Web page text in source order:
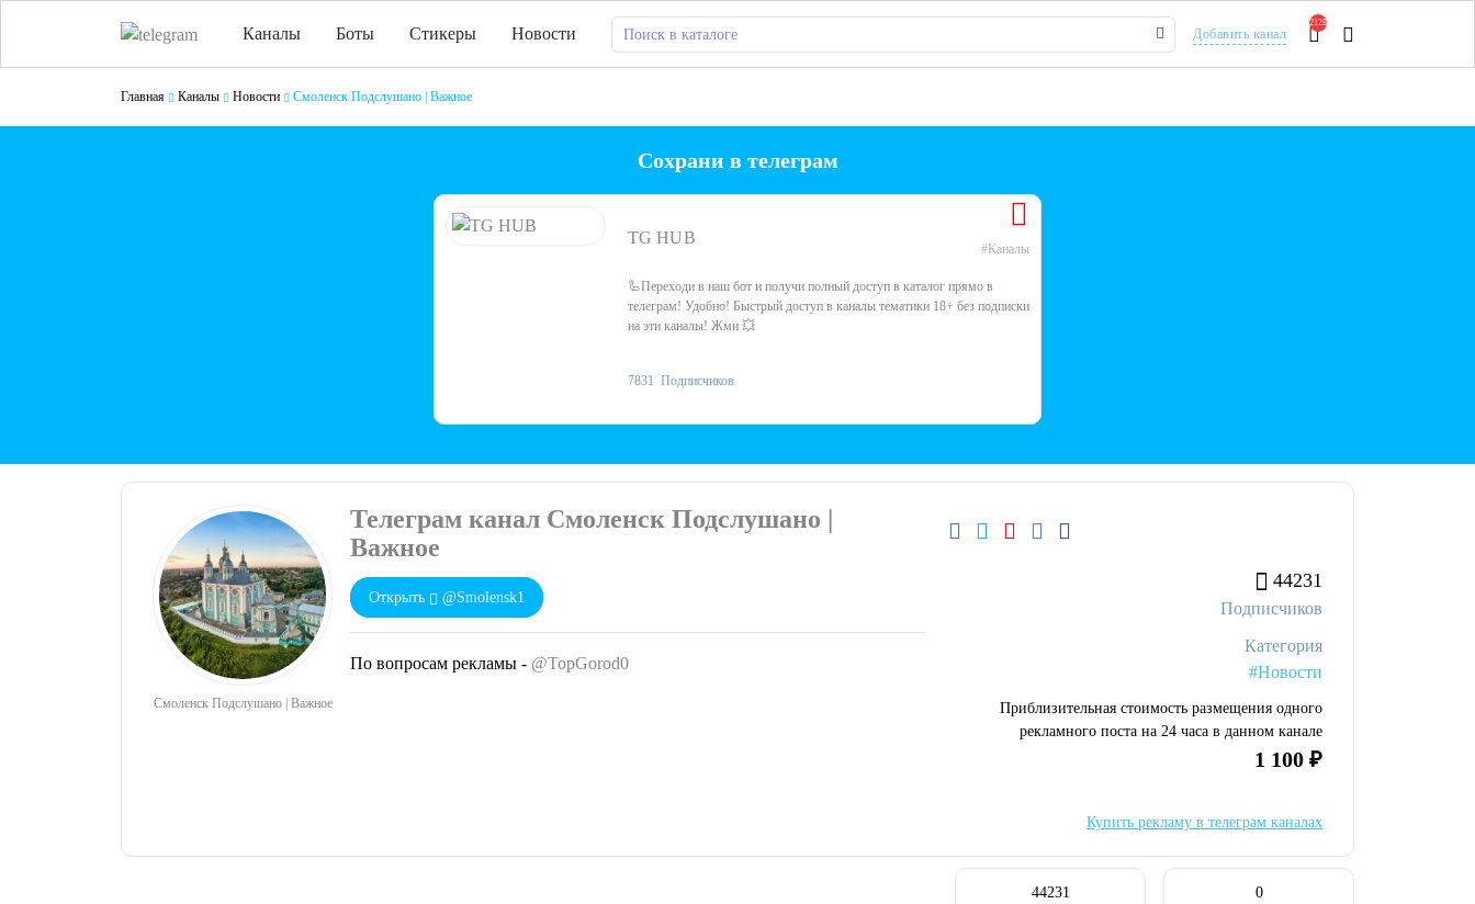
Каналы Боты Стикеры Новости Добавить канал
2128
Главная Каналы Новости Смоленск Подслушано | Важное
Сохрани в телеграм
TG HUB
#Каналы
🦾Переходи в наш бот и получи полный доступ в каталог прямо в
телеграм! Удобно! Быстрый доступ в каналы тематики 18+ без подписки
на эти каналы! Жми 💥
7831 Подписчиков
Смоленск Подслушано | Важное
Телеграм канал Смоленск Подслушано |
Важное
Открыть @Smolensk1
По вопросам рекламы - @TopGorod0
44231
Подписчиков
Категория
#Новости
Приблизительная стоимость размещения одного
рекламного поста на 24 часа в данном канале
1 100 ₽
Купить рекламу в телеграм каналах
44231
0